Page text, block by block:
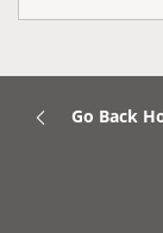
Go Back